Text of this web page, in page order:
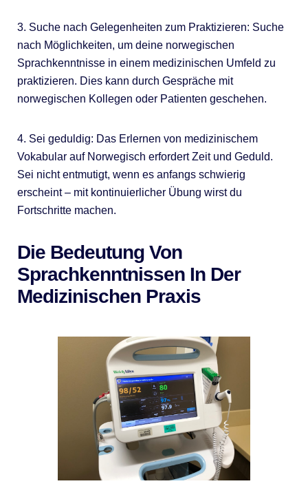
3. Suche nach Gelegenheiten zum Praktizieren: Suche
nach Möglichkeiten, um deine norwegischen
Sprachkenntnisse in einem medizinischen Umfeld zu
praktizieren. Dies kann durch Gespräche mit
norwegischen Kollegen oder Patienten geschehen.
4. Sei geduldig: Das Erlernen von medizinischem
Vokabular auf Norwegisch erfordert Zeit und Geduld.
Sei nicht entmutigt, wenn es anfangs schwierig
erscheint – mit kontinuierlicher Übung wirst du
Fortschritte machen.
Die Bedeutung Von
Sprachkenntnissen In Der
Medizinischen Praxis